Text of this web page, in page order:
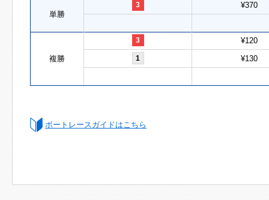
単勝
3 ¥370
複勝
3 ¥120
1 ¥130
ボートレースガイドはこちら